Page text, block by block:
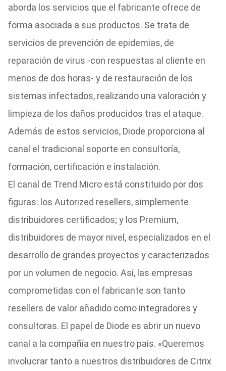
aborda los servicios que el fabricante ofrece de
forma asociada a sus productos. Se trata de
servicios de prevención de epidemias, de
reparación de virus -con respuestas al cliente en
menos de dos horas- y de restauración de los
sistemas infectados, realizando una valoración y
limpieza de los daños producidos tras el ataque.
Además de estos servicios, Diode proporciona al
canal el tradicional soporte en consultoría,
formación, certificación e instalación.
El canal de Trend Micro está constituido por dos
figuras: los Autorized resellers, simplemente
distribuidores certificados; y los Premium,
distribuidores de mayor nivel, especializados en el
desarrollo de grandes proyectos y caracterizados
por un volumen de negocio. Así, las empresas
comprometidas con el fabricante son tanto
resellers de valor añadido como integradores y
consultoras. El papel de Diode es abrir un nuevo
canal a la compañía en nuestro país. «Queremos
involucrar tanto a nuestros distribuidores de Citrix